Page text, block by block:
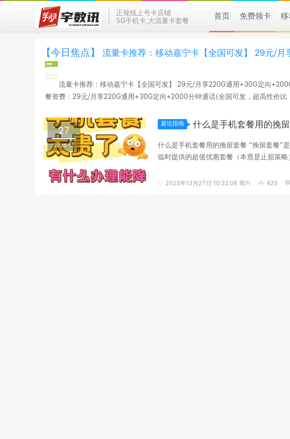
正规线上号卡店铺
5G手机卡,大流量卡套餐
首页 免费领卡
【今日焦点】 流量卡推荐：移动嘉宁卡【全国可发】 29元/
流量卡推荐：移动嘉宁卡【全国可发】 29元/月享220G通用+30G定向+2000分钟通话 产品名称：移动嘉宁卡
餐资费：29元/月享220G通用+30G定向+2000分钟通话(全国可发，超高性价
27
2025-12
避坑指南 什么是手机套餐用的挽
什么是手机套餐用的挽留套餐 “挽留套餐”是当用户申请携号转网时，‌原运营商为阻止你转出，
临时提供的超值优惠套餐‌（本质是止损策
2025年12月27日 10:22:06 周六 425